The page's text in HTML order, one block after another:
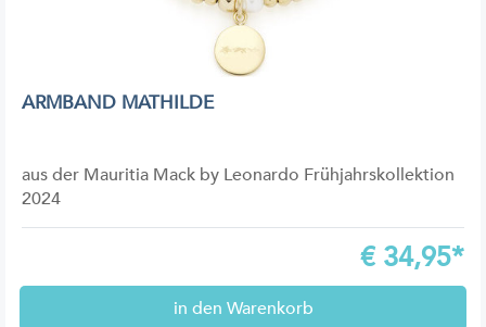
ARMBAND MATHILDE
aus der Mauritia Mack by Leonardo Frühjahrskollektion
2024
€ 34,95*
in den Warenkorb